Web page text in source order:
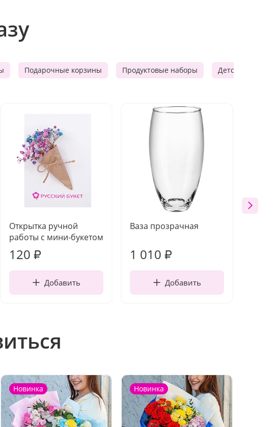
Подарочные корзины Продуктовые наборы Детские подарки
Открытка ручной
работы с мини-букетом
120 ₽
Добавить
Ваза прозрачная
1 010 ₽
Добавить
Новинка Новинка